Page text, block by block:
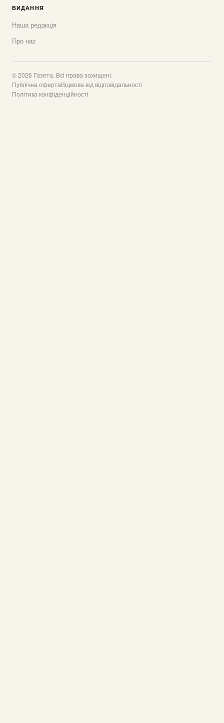
ВИДАННЯ
Наша редакція
Про нас
© 2026 Газета. Всі права захищені.
Публічна офертаВідмова від відповідальності
Політика конфіденційності